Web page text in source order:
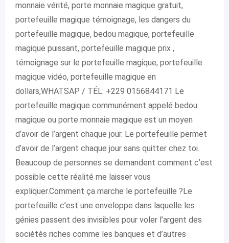
monnaie vérité, porte monnaie magique gratuit,
portefeuille magique témoignage, les dangers du
portefeuille magique, bedou magique, portefeuille
magique puissant, portefeuille magique prix ,
témoignage sur le portefeuille magique, portefeuille
magique vidéo, portefeuille magique en
dollars,WHATSAP / TÉL: +229 0156844171 Le
portefeuille magique communément appelé bedou
magique ou porte monnaie magique est un moyen
d’avoir de l’argent chaque jour. Le portefeuille permet
d’avoir de l’argent chaque jour sans quitter chez toi.
Beaucoup de personnes se demandent comment c’est
possible cette réalité me laisser vous
expliquer.Comment ça marche le portefeuille ?Le
portefeuille c’est une enveloppe dans laquelle les
génies passent des invisibles pour voler l’argent des
sociétés riches comme les banques et d’autres